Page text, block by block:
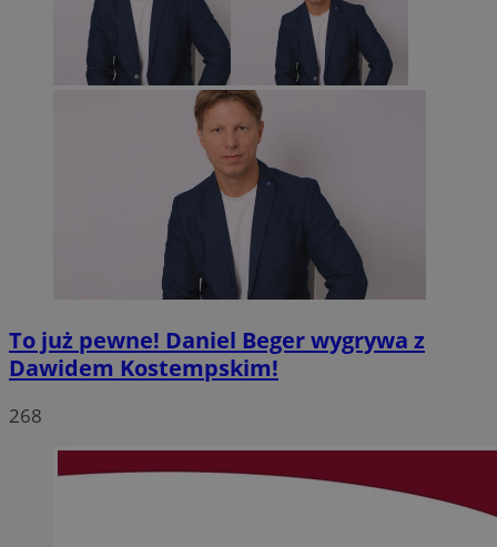
To już pewne! Daniel Beger wygrywa z
Dawidem Kostempskim!
268